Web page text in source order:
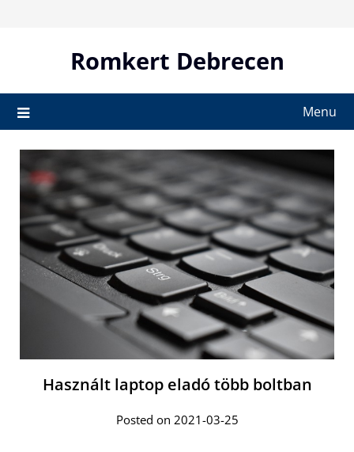
Romkert Debrecen
Menu
Használt laptop eladó több boltban
Posted on 2021-03-25